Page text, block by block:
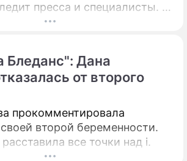
пресса и специалисты. О
громкого дела
Московской городской
Александр Низов.
ответил на претензии
фигурантов дела.
Бледанс": Дана
от второго
прокомментировала
второй беременности.
все точки над i.